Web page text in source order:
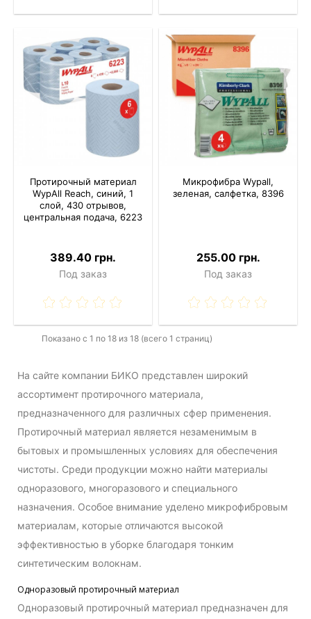
Протирочный материал
WypAll Reach, синий, 1
слой, 430 отрывов,
центральная подача, 6223
389.40 грн.
Под заказ
Микрофибра Wypall,
зеленая, салфетка, 8396
255.00 грн.
Под заказ
Показано с 1 по 18 из 18 (всего 1 страниц)
На сайте компании БИКО представлен широкий
ассортимент протирочного материала,
предназначенного для различных сфер применения.
Протирочный материал является незаменимым в
бытовых и промышленных условиях для обеспечения
чистоты. Среди продукции можно найти материалы
одноразового, многоразового и специального
назначения. Особое внимание уделено микрофибровым
материалам, которые отличаются высокой
эффективностью в уборке благодаря тонким
синтетическим волокнам.
Одноразовый протирочный материал
Одноразовый протирочный материал предназначен для